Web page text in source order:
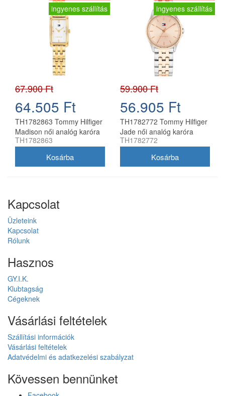
ingyenes szállítás
67.900 Ft
64.505 Ft
TH1782863 Tommy Hilfiger
Madison női analóg karóra
TH1782863
ingyenes szállítás
59.900 Ft
56.905 Ft
TH1782772 Tommy Hilfiger
Jade női analóg karóra
TH1782772
Kapcsolat
Üzleteink
Kapcsolat
Rólunk
Hasznos
GY.I.K.
Klubtagság
Cégeknek
Vásárlási feltételek
Szállítási információk
Vásárlási feltételek
Adatvédelmi és adatkezelési szabályzat
Kövessen bennünket